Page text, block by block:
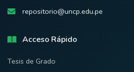
repositorio@uncp.edu.pe
Acceso Rápido
Tesis de Grado